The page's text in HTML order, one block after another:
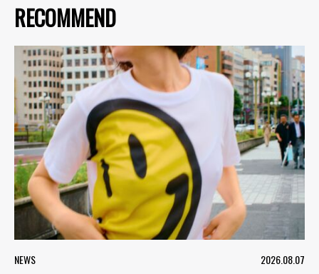
RECOMMEND
NEWS 2026.08.07